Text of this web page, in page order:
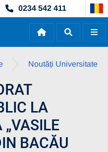
0234 542 411
Noutăți Universitate
LA
„VASILE
BACĂU